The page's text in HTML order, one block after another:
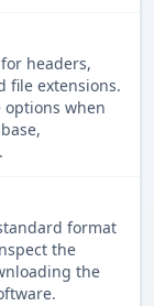
headers,
file extensions.
options when
format
the
the